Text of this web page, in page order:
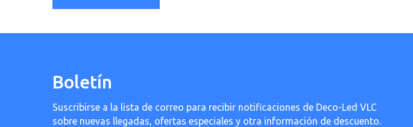
Boletín
Suscribirse a la lista de correo para recibir notificaciones de Deco-Led VLC
sobre nuevas llegadas, ofertas especiales y otra información de descuento.